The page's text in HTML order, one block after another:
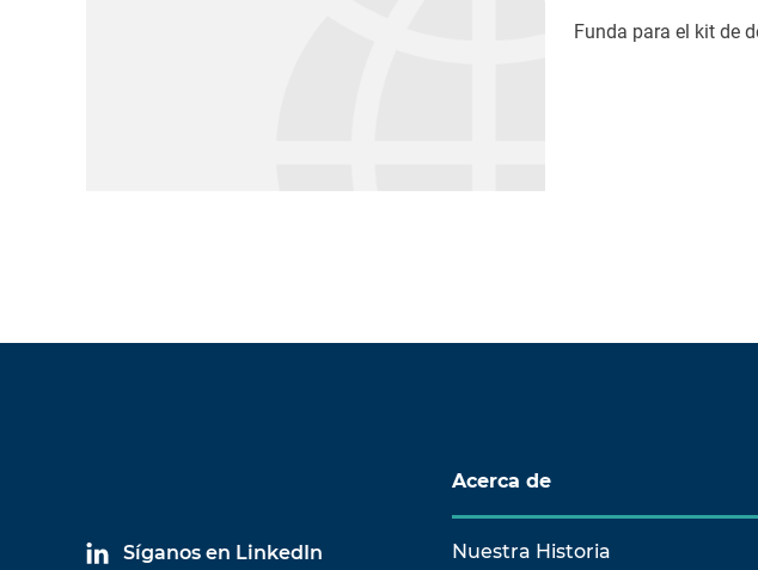
Funda para el kit de
Síganos en LinkedIn
Acerca de
Nuestra Historia